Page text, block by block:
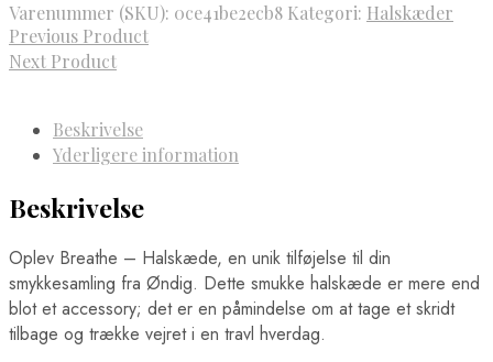
Varenummer (SKU): 0ce41be2ecb8 Kategori: Halskæder
Previous Product
Next Product
Beskrivelse
Yderligere information
Beskrivelse
Oplev Breathe – Halskæde, en unik tilføjelse til din
smykkesamling fra Øndig. Dette smukke halskæde er mere end
blot et accessory; det er en påmindelse om at tage et skridt
tilbage og trække vejret i en travl hverdag.